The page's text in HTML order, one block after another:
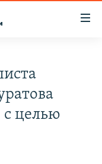
с целью